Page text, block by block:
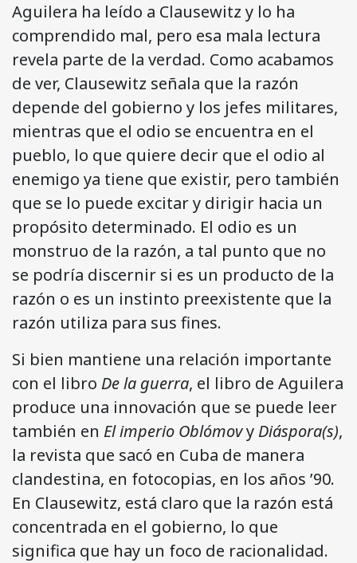
Aguilera ha leído a Clausewitz y lo ha
comprendido mal, pero esa mala lectura
revela parte de la verdad. Como acabamos
de ver, Clausewitz señala que la razón
depende del gobierno y los jefes militares,
mientras que el odio se encuentra en el
pueblo, lo que quiere decir que el odio al
enemigo ya tiene que existir, pero también
que se lo puede excitar y dirigir hacia un
propósito determinado. El odio es un
monstruo de la razón, a tal punto que no
se podría discernir si es un producto de la
razón o es un instinto preexistente que la
razón utiliza para sus fines.
Si bien mantiene una relación importante
con el libro De la guerra, el libro de Aguilera
produce una innovación que se puede leer
también en El imperio Oblómovy Diáspora(s),
la revista que sacó en Cuba de manera
clandestina, en fotocopias, en los años ’90.
En Clausewitz, está claro que la razón está
concentrada en el gobierno, lo que
significa que hay un foco de racionalidad.